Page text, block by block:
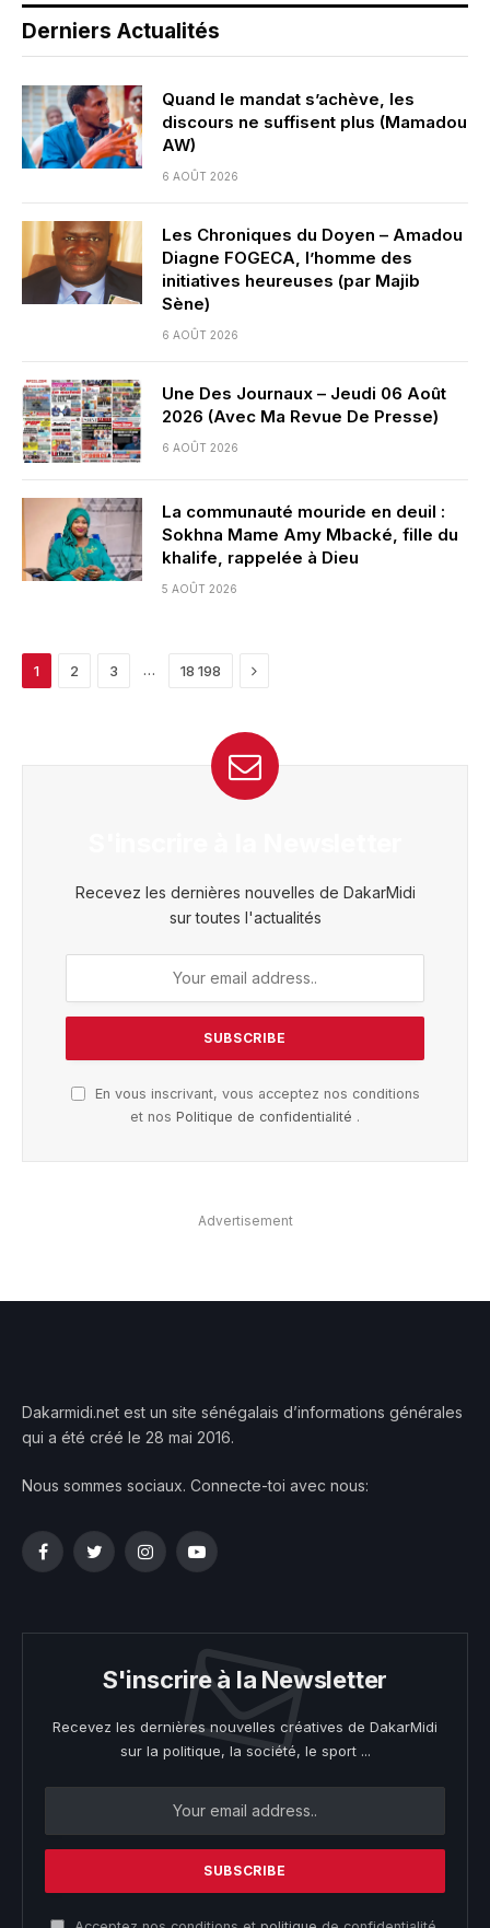
Derniers Actualités
Quand le mandat s’achève, les
discours ne suffisent plus (Mamadou
AW)
6 AOÛT 2026
Les Chroniques du Doyen – Amadou
Diagne FOGECA, l’homme des
initiatives heureuses (par Majib
Sène)
6 AOÛT 2026
Une Des Journaux – Jeudi 06 Août
2026 (Avec Ma Revue De Presse)
6 AOÛT 2026
La communauté mouride en deuil :
Sokhna Mame Amy Mbacké, fille du
khalife, rappelée à Dieu
5 AOÛT 2026
1 2 3 … 18 198 Next
Recevez les dernières nouvelles de DakarMidi
sur toutes l'actualités
En vous inscrivant, vous acceptez nos conditions
et nos Politique de confidentialité .
Advertisement
Dakarmidi.net est un site sénégalais d’informations générales
qui a été créé le 28 mai 2016.
Nous sommes sociaux. Connecte-toi avec nous:
FacebookTwitterInstagramYouTube
S'inscrire à la Newsletter
Recevez les dernières nouvelles créatives de DakarMidi
sur la politique, la société, le sport ...